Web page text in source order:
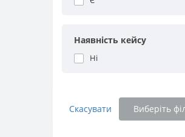
Наявність кейсу
Ні
Скасувати Виберіть